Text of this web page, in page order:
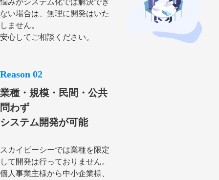
悩みがシステム化では解決でき
ない場合は、無理に開発はいた
しません。
安心してご相談ください。
業種・規模・民間・公共
問わず
システム開発が可能
スカイピーシーでは業種を限定
して開発は行っておりません。
個人事業主様から中小企業様、